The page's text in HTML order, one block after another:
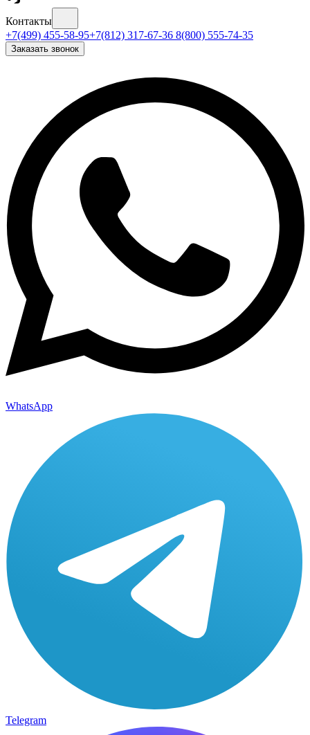
Контакты
+7(499) 455-58-95+7(812) 317-67-36 8(800) 555-74-35
Заказать звонок
WhatsApp
Telegram